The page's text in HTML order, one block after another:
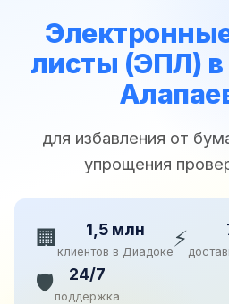
листы (ЭПЛ) в
для избавления от
упрощения
🏢 1,5 млн
клиентов в Диадоке⚡
🛡️ 24/7
поддержка